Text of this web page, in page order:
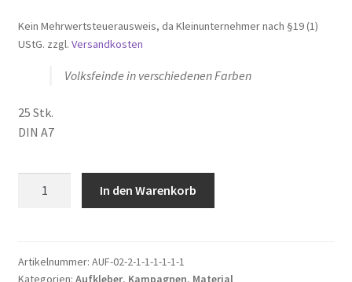
Kein Mehrwertsteuerausweis, da Kleinunternehmer nach §19 (1)
UStG. zzgl. Versandkosten
Volksfeinde in verschiedenen Farben
25 Stk.
DIN A7
In den Warenkorb
Artikelnummer: AUF-02-2-1-1-1-1-1-1
Kategorien: Aufkleber, Kampagnen, Material